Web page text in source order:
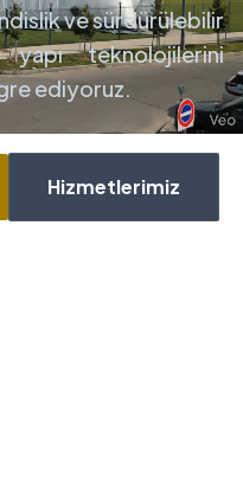
ve sürdürülebilir
teknolojilerini
ediyoruz.
Hizmetlerimiz